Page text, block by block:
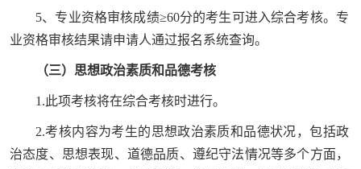
5、专业资格审核成绩≥60分的考生可进入综合考核。专
业资格审核结果请申请人通过报名系统查询。
（三）思想政治素质和品德考核
1.此项考核将在综合考核时进行。
2.考核内容为考生的思想政治素质和品德状况，包括政
治态度、思想表现、道德品质、遵纪守法情况等多个方面，